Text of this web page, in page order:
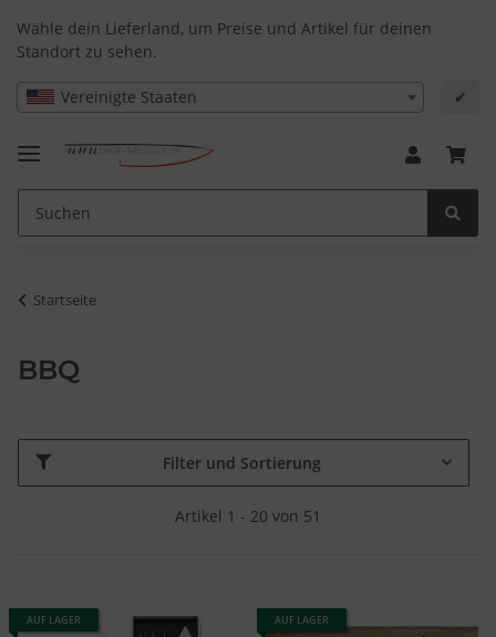
Wähle dein Lieferland, um Preise und Artikel für deinen
Standort zu sehen.
Vereinigte Staaten ✔
Startseite
BBQ
Filter und Sortierung
Artikel 1 - 20 von 51
AUF LAGER AUF LAGER